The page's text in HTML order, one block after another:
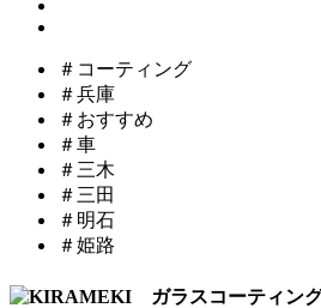
＃コーティング
＃兵庫
＃おすすめ
＃車
＃三木
＃三田
＃明石
＃姫路